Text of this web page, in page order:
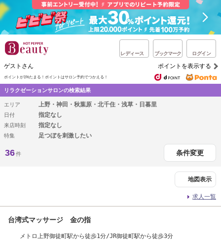
レディース ブックマーク ログイン
ゲストさん ポイントを表示する
ポイントが1%たまる！ ポイントはサロン予約でつかえる！
リラクゼーションサロンの検索結果
エリア 上野・神田・秋葉原・北千住・浅草・日暮里
日付 指定なし
来店時刻 指定なし
特集 足つぼを刺激したい
36件 条件変更
地図表示
求人一覧
台湾式マッサージ 金の指
メトロ上野御徒町駅から徒歩1分/JR御徒町駅から徒歩3分